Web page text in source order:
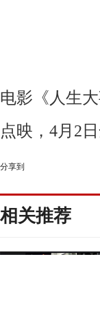
电影《人生
点映，4月2
分享到
相关推荐